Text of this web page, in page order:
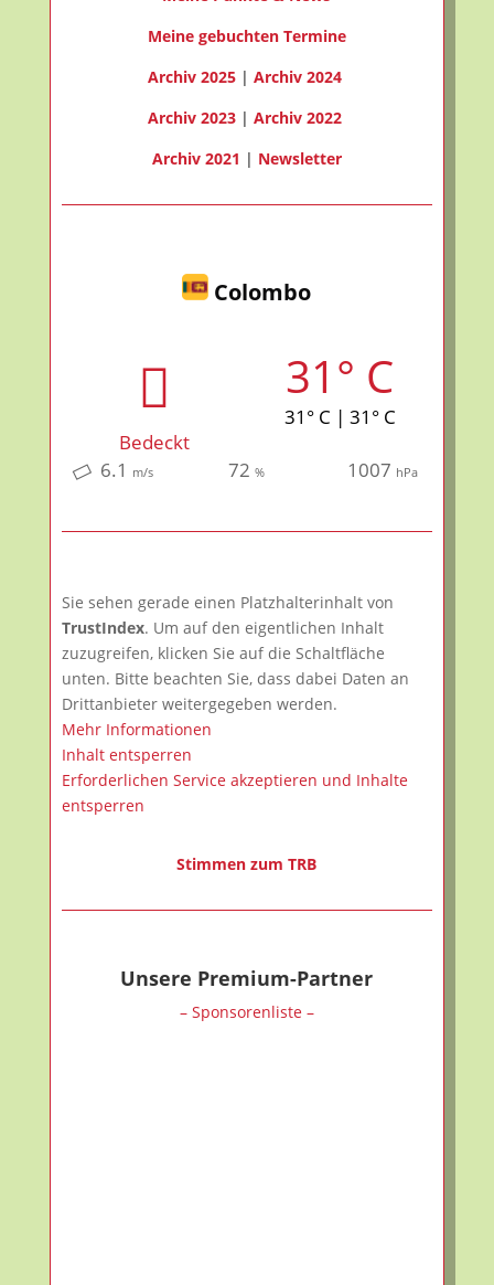
Meine gebuchten Termine
Archiv 2025| Archiv 2024
Archiv 2023| Archiv 2022
Archiv 2021 | Newsletter
Colombo
Bedeckt
31° C
31° C | 31° C
6.1 m/s 72% 1007 hPa
Sie sehen gerade einen Platzhalterinhalt von
TrustIndex. Um auf den eigentlichen Inhalt
zuzugreifen, klicken Sie auf die Schaltfläche
unten. Bitte beachten Sie, dass dabei Daten an
Drittanbieter weitergegeben werden.
Mehr Informationen
Inhalt entsperren
Erforderlichen Service akzeptieren und Inhalte
entsperren
Stimmen zum TRB
Unsere Premium-Partner
– Sponsorenliste –